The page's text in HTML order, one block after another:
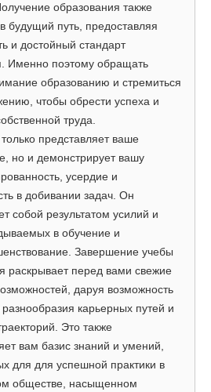
образования также
будущий путь, предоставляя
и достойный стандарт
Именно поэтому обращать
образованию и стремиться
чтобы обрести успеха и
труда.
только представляет ваше
но и демонстрирует вашу
усердие и
в добивании задач. Он
собой результатом усилий и
в обучение и
Завершение учебы
раскрывает перед вами свежие
даруя возможность
разнообразия карьерных путей и
Это также
вам базис знаний и умений,
для для успешной практики в
обществе, насыщенном